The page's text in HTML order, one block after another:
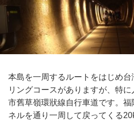
本島を一周するルートをはじめ
リングコースがありますが、特
市舊草嶺環狀線自行車道です。
ネルを通り一周して戻ってくる